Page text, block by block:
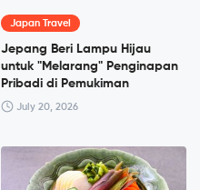
Japan Travel
Jepang Beri Lampu Hijau
untuk "Melarang" Penginapan
Pribadi di Pemukiman
July 20, 2026